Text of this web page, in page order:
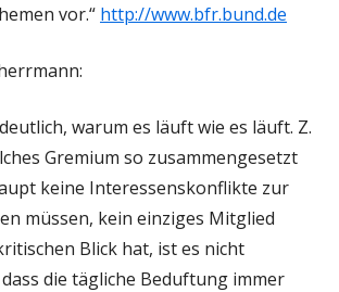
vor.“ http://www.bfr.bund.de
warum es läuft wie es läuft. Z.
Gremium so zusammengesetzt
keine Interessenskonflikte zur
müssen, kein einziges Mitglied
Blick hat, ist es nicht
die tägliche Beduftung immer